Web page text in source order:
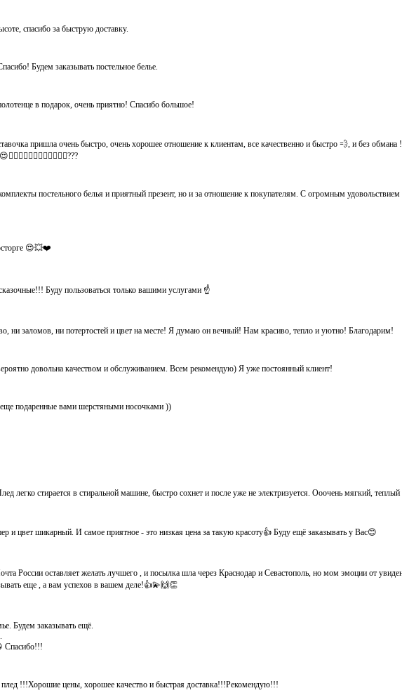
спасибо за быструю доставку.
Будем заказывать постельное белье.
в подарок, очень приятно! Спасибо большое!
пришла очень быстро, очень хорошее отношение к клиентам, все качественно и быстро 💨, и без обмана !
постельного белья и приятный презент, но и за отношение к покупателям. С огромным
😍💥❤️
Буду пользоваться только вашими услугами ☝️
ни заломов, ни потертостей и цвет на месте! Я думаю он вечный! Нам красиво, тепло и уютно! Благодарим!
довольна качеством и обслуживанием. Всем рекомендую) Я уже постоянный клиент!
подаренные вами шерстяными носочками ))
легко стирается в стиральной машине, быстро сохнет и после уже не электризуется. Ооочень мягкий,
и цвет шикарный. И самое приятное - это низкая цена за такую красоту👍 Буду ещё заказывать у Вас😊
России оставляет желать лучшего , и посылка шла через Краснодар и Севастополь, но мом эмоции от
еще , а вам успехов в вашем деле!👍💫🙌👏
Будем заказывать ещё.
Спасибо!!!
плед !!!Хорошие цены, хорошее качество и быстрая доставка!!!Рекомендую!!!